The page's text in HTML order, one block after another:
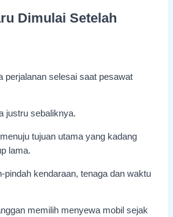
Dimulai Setelah
perjalanan selesai saat pesawat
justru sebaliknya.
tujuan utama yang kadang
lama.
pindah kendaraan, tenaga dan waktu
memilih menyewa mobil sejak